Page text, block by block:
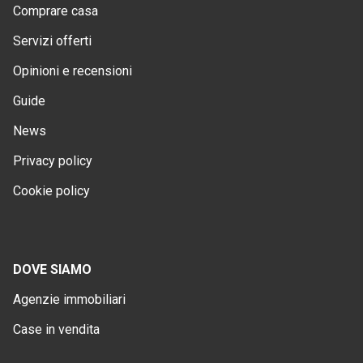
Comprare casa
Servizi offerti
Opinioni e recensioni
Guide
News
Privacy policy
Cookie policy
DOVE SIAMO
Agenzie immobiliari
Case in vendita